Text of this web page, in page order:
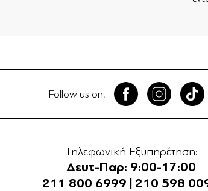
Follow us on:
Τηλεφωνική Εξυπηρέτηση:
Δευτ-Παρ: 9:00-17:00
211 800 6999
210 598